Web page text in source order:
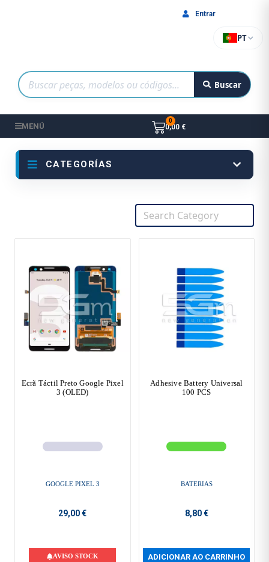
Buscar
PT
Entrar
MENÚ 0,00 €
CATEGORÍAS
Ecrã Táctil Preto Google Pixel
3 (OLED)
GOOGLE PIXEL 3
29,00 €
AVISO STOCK
Adhesive Battery Universal
100 PCS
BATERIAS
8,80 €
ADICIONAR AO CARRINHO